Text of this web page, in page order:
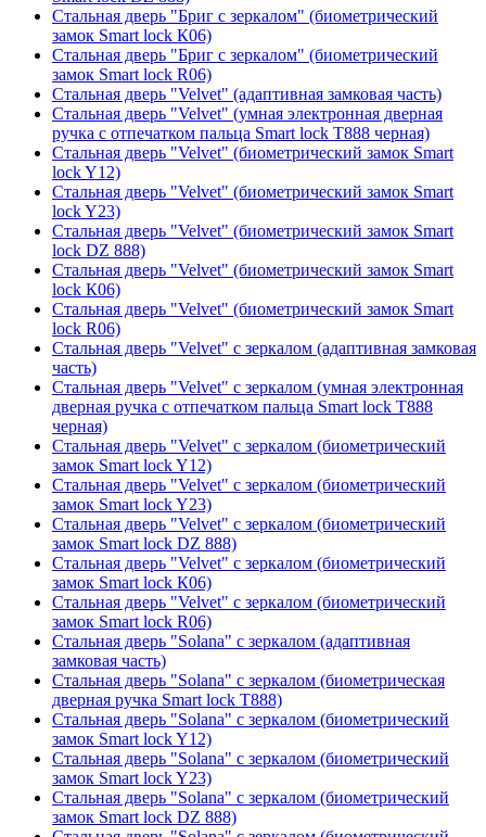
Стальная дверь "Бриг с зеркалом" (биометрический
замок Smart lock К06)
Стальная дверь "Бриг с зеркалом" (биометрический
замок Smart lock R06)
Стальная дверь "Velvet" (адаптивная замковая часть)
Стальная дверь "Velvet" (умная электронная дверная
ручка с отпечатком пальца Smart lock T888 черная)
Стальная дверь "Velvet" (биометрический замок Smart
lock Y12)
Стальная дверь "Velvet" (биометрический замок Smart
lock Y23)
Стальная дверь "Velvet" (биометрический замок Smart
lock DZ 888)
Стальная дверь "Velvet" (биометрический замок Smart
lock К06)
Стальная дверь "Velvet" (биометрический замок Smart
lock R06)
Стальная дверь "Velvet" с зеркалом (адаптивная замковая
часть)
Стальная дверь "Velvet" с зеркалом (умная электронная
дверная ручка с отпечатком пальца Smart lock T888
черная)
Стальная дверь "Velvet" с зеркалом (биометрический
замок Smart lock Y12)
Стальная дверь "Velvet" с зеркалом (биометрический
замок Smart lock Y23)
Стальная дверь "Velvet" с зеркалом (биометрический
замок Smart lock DZ 888)
Стальная дверь "Velvet" с зеркалом (биометрический
замок Smart lock К06)
Стальная дверь "Velvet" с зеркалом (биометрический
замок Smart lock R06)
Стальная дверь "Solana" с зеркалом (адаптивная
замковая часть)
Стальная дверь "Solana" с зеркалом (биометрическая
дверная ручка Smart lock T888)
Стальная дверь "Solana" с зеркалом (биометрический
замок Smart lock Y12)
Стальная дверь "Solana" с зеркалом (биометрический
замок Smart lock Y23)
Стальная дверь "Solana" с зеркалом (биометрический
замок Smart lock DZ 888)